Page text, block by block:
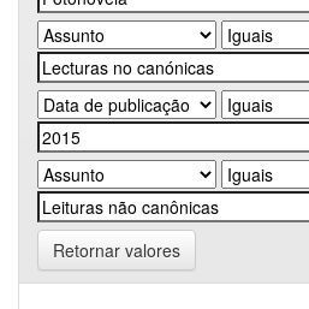
Retornar valores